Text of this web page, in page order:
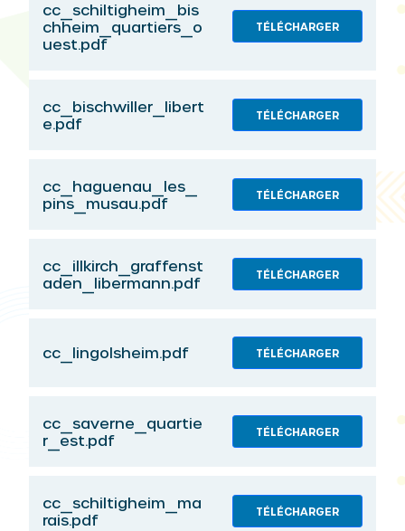
cc_schiltigheim_bis
chheim_quartiers_o
uest.pdf
TÉLÉCHARGER
cc_bischwiller_libert
e.pdf
TÉLÉCHARGER
cc_haguenau_les_
pins_musau.pdf
TÉLÉCHARGER
cc_illkirch_graffenst
aden_libermann.pdf
TÉLÉCHARGER
cc_lingolsheim.pdf TÉLÉCHARGER
cc_saverne_quartie
r_est.pdf
TÉLÉCHARGER
cc_schiltigheim_ma
rais.pdf
TÉLÉCHARGER